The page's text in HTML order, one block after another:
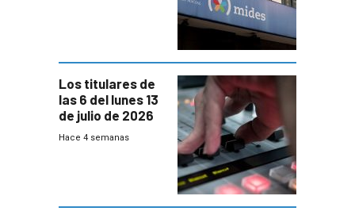
Los titulares de
las 6 del lunes 13
de julio de 2026
Hace 4 semanas